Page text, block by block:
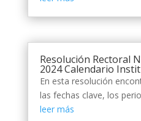
Resolución Rectoral
2024 Calendario
En esta resolución
las fechas clave, los
leer más